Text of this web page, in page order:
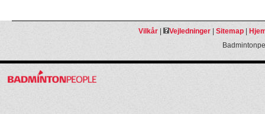
Vilkår| Vejledninger| Sitemap|